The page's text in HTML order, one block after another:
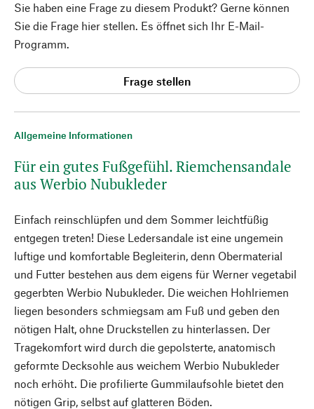
Allgemeine Informationen
Für ein gutes Fußgefühl. Riemchensandale
aus Werbio Nubukleder
Einfach reinschlüpfen und dem Sommer leichtfüßig
entgegen treten! Diese Ledersandale ist eine ungemein
luftige und komfortable Begleiterin, denn Obermaterial
und Futter bestehen aus dem eigens für Werner vegetabil
gegerbten Werbio Nubukleder. Die weichen Hohlriemen
liegen besonders schmiegsam am Fuß und geben den
nötigen Halt, ohne Druckstellen zu hinterlassen. Der
Tragekomfort wird durch die gepolsterte, anatomisch
geformte Decksohle aus weichem Werbio Nubukleder
noch erhöht. Die profilierte Gummilaufsohle bietet den
nötigen Grip, selbst auf glatteren Böden.
Sie haben eine Frage zu diesem Produkt? Gerne können
Sie die Frage hier stellen. Es öffnet sich Ihr E-Mail-
Programm.
Frage stellen